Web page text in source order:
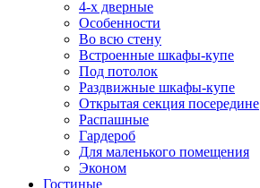
4-х дверные
Особенности
Во всю стену
Встроенные шкафы-купе
Под потолок
Раздвижные шкафы-купе
Открытая секция посередине
Распашные
Гардероб
Для маленького помещения
Эконом
Гостиные